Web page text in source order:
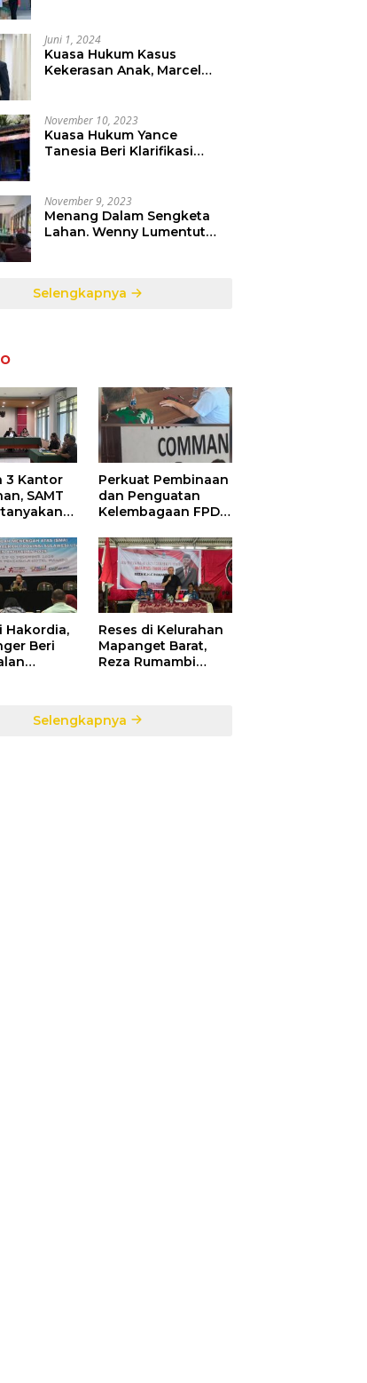
Juni 1, 2024
Kuasa Hukum Kasus
Kekerasan Anak, Marcel
Ditindak Sesuai Hukum
Berlaku
November 10, 2023
Kuasa Hukum Yance
Tanesia Beri Klarifikasi
November 9, 2023
Menang Dalam Sengketa
Lahan. Wenny Lumentut
Selengkapnya
3 Kantor
SAMT
Negara
Perkuat Pembinaan
dan Penguatan
Kelembagaan FPDR
Bawaslu Gelar
Diskusi
Hakordia,
Beri
Reses di Kelurahan
Mapanget Barat,
Reza Rumambi
Selengkapnya